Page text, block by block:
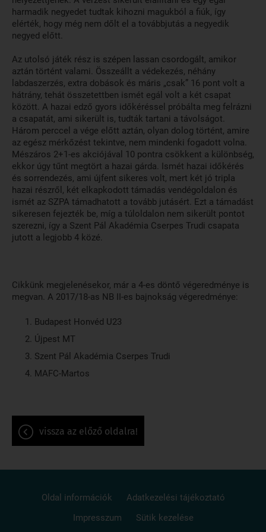
harmadik negyedet tudtak kihozni magukból a fiúk, így
elérték, hogy még nem dőlt el a továbbjutás a negyedik
negyed előtt.
Az utolsó játék rész is szépen lassan csordogált, amikor
aztán történt valami. Összeállt a védekezés, néhány
labdaszerzés, extra dobások és máris „csak” 16 pont volt a
hátrány, tehát összetettben ismét egál volt a két csapat
között. A hazai edző gyors időkéréssel próbálta meg felrázni
a csapatát, ami sikerült is, tudták tartani a távolságot.
Három perccel a vége előtt aztán, olyan dolog történt, amire
az egész mérkőzést tekintve, nem mindenki fogadott volna.
Mészáros 2+1-es akciójával 10 pontra csökkent a különbség,
ekkor úgy tűnt megtört a hazai gárda. Ismét hazai időkérés
és sorrendezés, ami újfent sikeres volt, mert két jó tripla
hazai részről, két elkapkodott támadás vendégoldalon és
ismét az SZPA támadhatott a tovább jutásért. Ezt a támadást
sikeresen fejezték be, míg a túloldalon nem sikerült pontot
szerezni, így a Szent Pál Akadémia Cserpes Trudi csapata
jutott a legjobb 4 közé.
Cikkünk megjelenésekor, már a 4-es döntő végeredménye is
megvan. A 2017/18-as NB II-es bajnokság végeredménye:
Budapest Honvéd U23
Újpest MT
Szent Pál Akadémia Cserpes Trudi
MAFC-Martos
vissza az előző oldalra!
Oldal információk
Adatkezelési tájékoztató
Impresszum
Sütik kezelése